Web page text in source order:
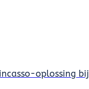
oplossing